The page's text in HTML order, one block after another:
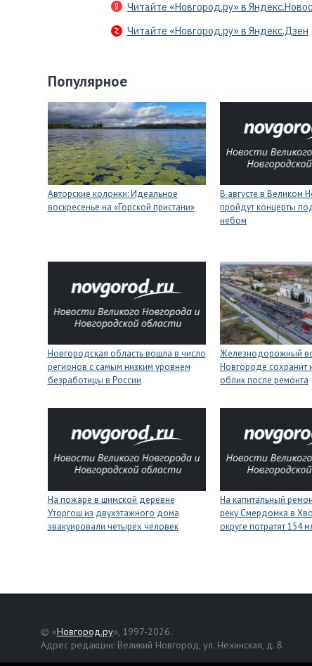
Читайте «Новгород.ру» в
Читайте «Новгород.ру» в Яндекс.Дзен
Популярное
Авторские колонки: Идеальное
воскресенье на «Горской пристани»
В августе в Великом
пройдут концерты
небом
Новгородская область вошла в число
регионов с самым низким уровнем
безработицы в России
Железнодорожный
Новгороде сохранит
облик после ремонта
На пожаре в шимской деревне
Уторгош из двухэтажного дома
эвакуировали четырёх человек
На капитальный
реку Смердомка в
округе потратят 154
© «Новгород.ру», 1997-2026.
Адрес редакции: Великий Новгород, ул. Нехинская, д. 8